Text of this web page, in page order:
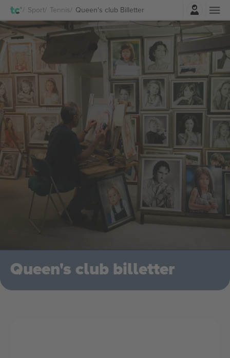
Sport Tennis Queen's club Billetter
Log ind
Queen's club billetter